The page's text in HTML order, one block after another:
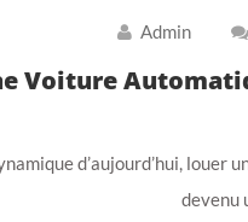
Admin
Voiture
d’aujourd’hui,
devenu